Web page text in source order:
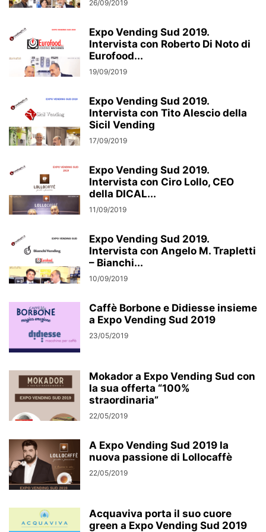
26/09/2019
Expo Vending Sud 2019.
Intervista con Roberto Di Noto di
Eurofood...
19/09/2019
Expo Vending Sud 2019.
Intervista con Tito Alescio della
Sicil Vending
17/09/2019
Expo Vending Sud 2019.
Intervista con Ciro Lollo, CEO
della DICAL...
11/09/2019
Expo Vending Sud 2019.
Intervista con Angelo M. Trapletti
– Bianchi...
10/09/2019
Caffè Borbone e Didiesse insieme
a Expo Vending Sud 2019
23/05/2019
Mokador a Expo Vending Sud con
la sua offerta “100%
straordinaria”
22/05/2019
A Expo Vending Sud 2019 la
nuova passione di Lollocaffè
22/05/2019
Acquaviva porta il suo cuore
green a Expo Vending Sud 2019